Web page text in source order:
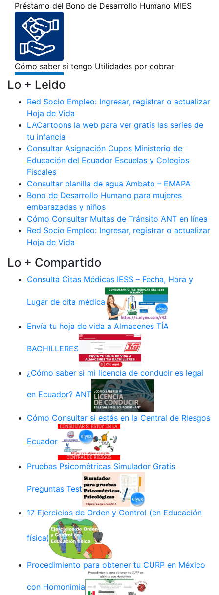
Lo + Leido
Red Socio Empleo: Ingresar, registrar o actualizar
Hoja de Vida
LACartoons la web para ver gratis las series de
tu infancia
Consultar Asignación Cupos Ministerio de
Educación del Ecuador Escuelas y Colegios
Fiscales
Consultar planilla de agua Ambato – EMAPA
Bono de Desarrollo Humano para mujeres
embarazadas y niños
Cómo Consultar Multas de Tránsito ANT en línea
Red Socio Empleo: Ingresar, registrar o actualizar
Hoja de Vida
Lo + Compartido
Consulta Citas Médicas IESS – Fecha, Hora y
Lugar de cita médica
Envía tu hoja de vida a Almacenes TÍA
BACHILLERES
¿Cómo saber si mi licencia de conducir es legal
en Ecuador? ANT
Cómo Consultar si estás en la Central de Riesgos
Ecuador
Pruebas Psicométricas Simulador Gratis
Preguntas Test
17 Ejercicios de Orden y Control (en Educación
física)
Procedimiento para obtener tu CURP en México
con Homonimia